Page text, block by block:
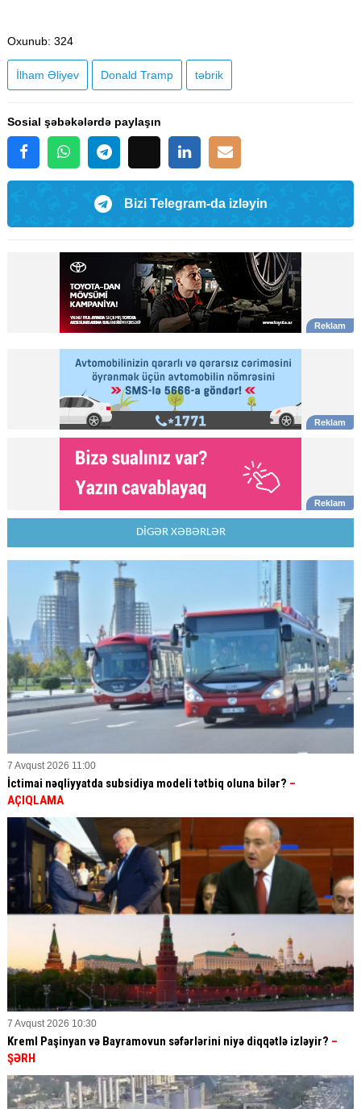
Oxunub: 324
İlham Əliyev Donald Tramp təbrik
Sosial şəbəkələrdə paylaşın
Bizi Telegram-da izləyin
DİGƏR XƏBƏRLƏR
7 Avqust 2026 11:00
İctimai nəqliyyatda subsidiya modeli tətbiq oluna bilər? –
AÇIQLAMA
7 Avqust 2026 10:30
Kreml Paşinyan və Bayramovun səfərlərini niyə diqqətlə izləyir? –
ŞƏRH